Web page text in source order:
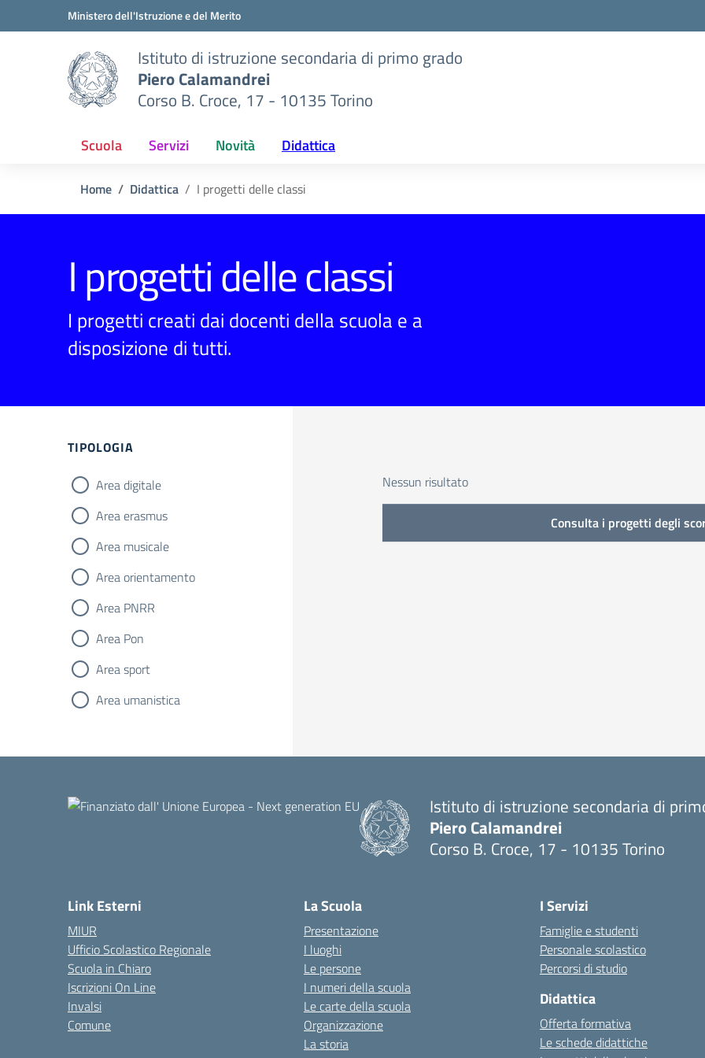
Vai ai contenuti
Vai al menu di navigazioneMinistero dell'Istruzione e del Merito
Istituto di istruzione secondaria di primo grado
Piero Calamandrei
Corso B. Croce, 17 - 10135 Torino
Scuola Servizi Novità Didattica
Home Didattica I progetti delle classi
I progetti delle classi
I progetti creati dai docenti della scuola e a
disposizione di tutti.
TIPOLOGIA
Area digitale
Area erasmus
Area musicale
Area orientamento
Area PNRR
Area Pon
Area sport
Area umanistica
Nessun risultato
Consulta i progetti degli
Istituto di istruzione secondaria di
Piero Calamandrei
Corso B. Croce, 17 - 10135 Torino
Link Esterni
MIUR
Ufficio Scolastico Regionale
Scuola in Chiaro
Iscrizioni On Line
Invalsi
Comune
La Scuola
Presentazione
I luoghi
Le persone
I numeri della scuola
Le carte della scuola
Organizzazione
La storia
I Servizi
Famiglie e studenti
Personale scolastico
Percorsi di studio
Didattica
Offerta formativa
Le schede didattiche